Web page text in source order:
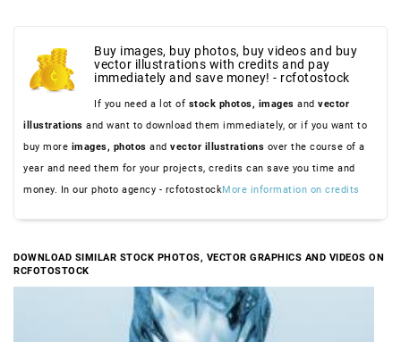
Buy images, buy photos, buy videos and buy
vector illustrations with credits and pay
immediately and save money! - rcfotostock
If you need a lot of stock photos, images and vector
illustrations and want to download them immediately, or if you want to
buy more images, photos and vector illustrations over the course of a
year and need them for your projects, credits can save you time and
money. In our photo agency - rcfotostockMore information on credits
DOWNLOAD SIMILAR STOCK PHOTOS, VECTOR GRAPHICS AND VIDEOS ON
RCFOTOSTOCK